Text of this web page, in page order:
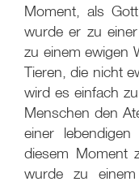
Moment, als
wurde er zu
zu einem ewigen
Tieren, die nicht
wird es einfach
Menschen den
einer
diesem Moment
wurde zu